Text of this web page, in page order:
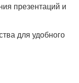
презентаций и
для удобного